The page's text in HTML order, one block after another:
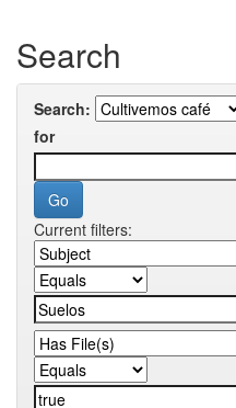
Search
Search:
for
Current filters: